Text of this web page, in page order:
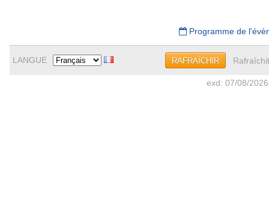
Programme de
LANGUE RAFRAÎCHIR
exd: 07/08/